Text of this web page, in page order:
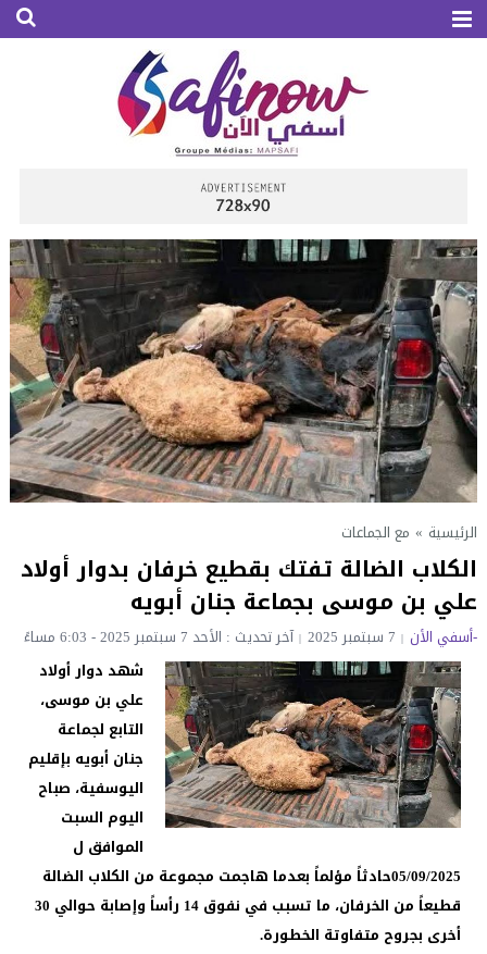
الرئيسية » مع الجماعات
الكلاب الضالة تفتك بقطيع خرفان بدوار أولاد
علي بن موسى بجماعة جنان أبويه
-أسفي الأن 7 سبتمبر 2025
آخر تحديث : الأحد 7 سبتمبر 2025 - 6:03 مساءً
شهد دوار أولاد
علي بن موسى،
التابع لجماعة
جنان أبويه بإقليم
اليوسفية، صباح
اليوم السبت
الموافق ل
05/09/2025حادثاً مؤلماً بعدما هاجمت مجموعة من الكلاب الضالة
قطيعاً من الخرفان، ما تسبب في نفوق 14 رأساً وإصابة حوالي 30
أخرى بجروح متفاوتة الخطورة.